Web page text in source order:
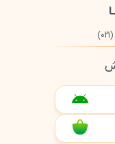
(021)